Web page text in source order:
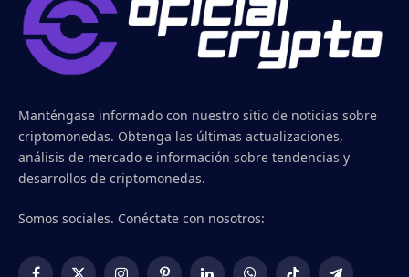
Manténgase informado con nuestro sitio de noticias sobre
criptomonedas. Obtenga las últimas actualizaciones,
análisis de mercado e información sobre tendencias y
desarrollos de criptomonedas.
Somos sociales. Conéctate con nosotros: